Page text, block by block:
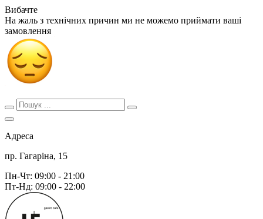
Вибачте
На жаль з технічних причин ми не можемо приймати ваші
замовлення
Адреса
пр. Гагаріна, 15
Пн-Чт: 09:00 - 21:00
Пт-Нд: 09:00 - 22:00